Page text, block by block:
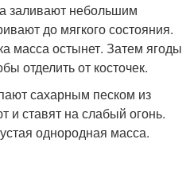
заливают небольшим
до мягкого состояния.
масса остынет. Затем ягоды
отделить от косточек.
сахарным песком из
и ставят на слабый огонь.
однородная масса.